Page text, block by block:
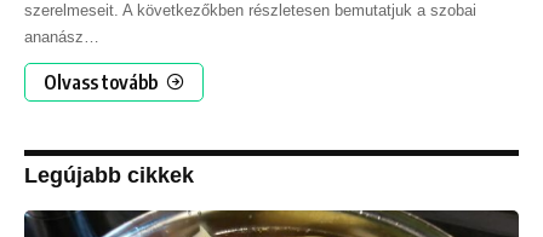
szerelmeseit. A következőkben részletesen bemutatjuk a szobai
ananász…
Olvass tovább
Legújabb cikkek